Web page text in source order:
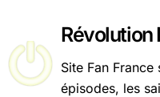
contenu
Révolution
Site Fan
épisodes, les